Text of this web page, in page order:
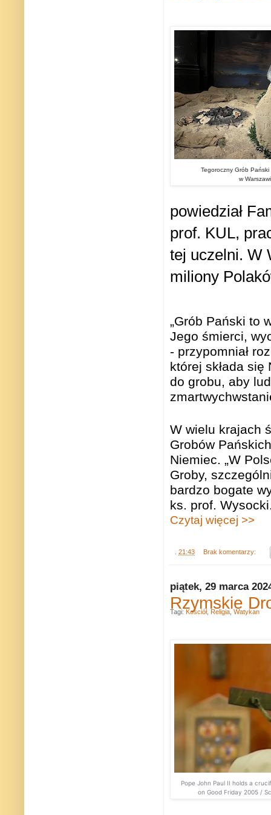
Tegoroczny Grób
w
powiedział
prof. KUL,
tej uczelni. W
miliony
„Grób Pański to
Jego śmierci,
- przypomniał
której składa
do grobu, aby
W wielu krajach
Grobów
Niemiec. „W
Groby,
bardzo bogate
ks. prof.
Czytaj więcej >>
21:43 Brak komentarzy:
piątek, 29 marca
Rzymskie
Pope John Paul II holds a
on Good Friday 2005 /
Tagi: Kościół, Religia Watykan